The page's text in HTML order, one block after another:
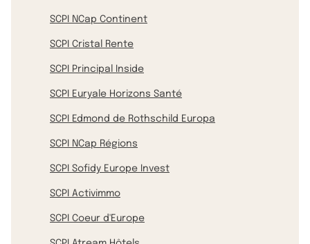
SCPI NCap Continent
SCPI Cristal Rente
SCPI Principal Inside
SCPI Euryale Horizons Santé
SCPI Edmond de Rothschild Europa
SCPI NCap Régions
SCPI Sofidy Europe Invest
SCPI Activimmo
SCPI Coeur d'Europe